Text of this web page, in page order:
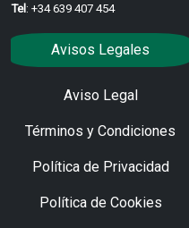
Tel: +34 639 407 454
Avisos Legales
Aviso Legal
Términos y Condiciones
Política de Privacidad
Política de Cookies